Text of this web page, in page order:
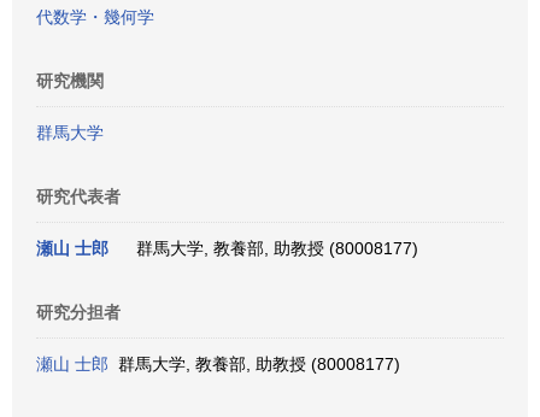
代数学・幾何学
研究機関
群馬大学
研究代表者
瀬山 士郎 群馬大学, 教養部, 助教授 (80008177)
研究分担者
瀬山 士郎 群馬大学, 教養部, 助教授 (80008177)